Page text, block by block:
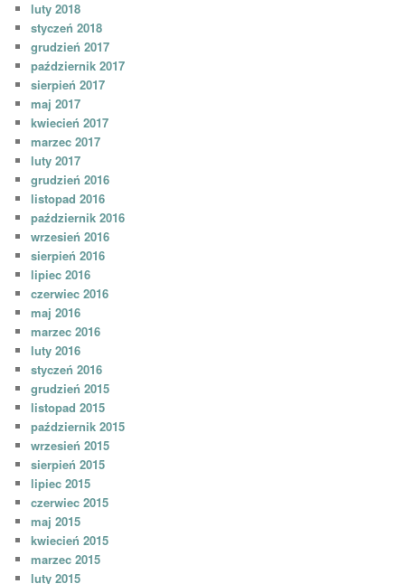
luty 2018
styczeń 2018
grudzień 2017
październik 2017
sierpień 2017
maj 2017
kwiecień 2017
marzec 2017
luty 2017
grudzień 2016
listopad 2016
październik 2016
wrzesień 2016
sierpień 2016
lipiec 2016
czerwiec 2016
maj 2016
marzec 2016
luty 2016
styczeń 2016
grudzień 2015
listopad 2015
październik 2015
wrzesień 2015
sierpień 2015
lipiec 2015
czerwiec 2015
maj 2015
kwiecień 2015
marzec 2015
luty 2015